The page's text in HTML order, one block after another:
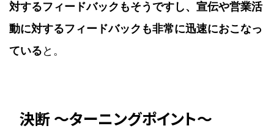
対するフィードバックもそうですし、宣伝や営業活
動に対するフィードバックも非常に迅速におこなっ
ている と。
決断 ～ターニングポイント～